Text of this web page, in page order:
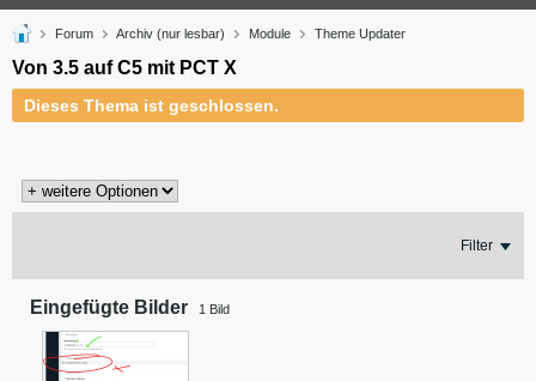
Forum Archiv (nur lesbar) Module Theme Updater
Von 3.5 auf C5 mit PCT X
Dieses Thema ist geschlossen.
Filter
Eingefügte Bilder 1 Bild